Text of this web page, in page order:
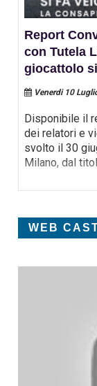
Report
con Tutela
giocattolo
Venerdi 10
Disponibile il
dei relatori e
svolto il 30
Milano, dal
WEB